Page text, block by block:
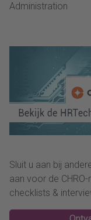
Administration
Sluit u aan bij
aan voor de
checklists &